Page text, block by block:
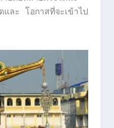
ละ โอกาสที่จะเข้าไป